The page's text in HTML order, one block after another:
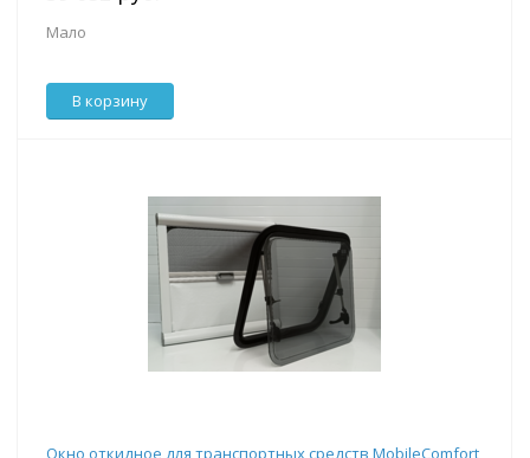
Мало
В корзину
Окно откидное для транспортных средств MobileComfort